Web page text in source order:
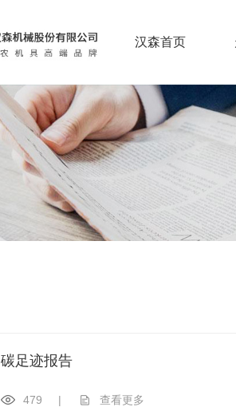
汉森首页
碳足迹报告
479 | 查看更多